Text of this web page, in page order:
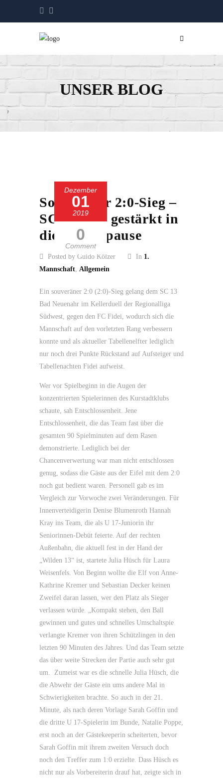
UNSER BLOG
Dezember
01
2019
0
Comment
Souveräner 2:0-Sieg –
SC 13 geht gestärkt in
die Winterpause
Posted by Guido Kölzer In 1.
Mannschaft, Allgemein
Ein souveräner 2:0 (2:0)-Sieg gelang dem SC 13
Bad Neuenahr im Kellerduell der Regionalliga
Südwest, gegen den FC Fidei, wodurch sich die
Mannschaft auf den vorletzten Rang verbessern
konnte und als aktueller Tabellenelfter lediglich
nur noch drei Punkte Rückstand auf Aufsteiger und
Tabellenachten Fidei aufweist.
Wer vor Spielbeginn in die Augen der
konzentrierten Spielerinnen des Kurstadtklubs
schaute, sah Entschlossenheit. Jene
Entschlossenheit, die das Team fast über die
gesamten 90 Spielminuten auf dem Rasen
demonstrierte. Lediglich bei der
Chancenverwertung war man nicht entschlossen
genug, sodass die Gäste aus der Eifel mit dem 2:0
noch gut bedient waren. Personell gab es im
Vergleich zur Vorwoche zwei Veränderungen. Für
Innenverteidigerin Denise Blumenroth Hannah
Kray ins Team, die als U 17-Juniorin ihr
Seniorinnen-Debüt feierte. Auf der rechten
Außenbahn, die aktuell fest in der Hand der
„Wilden 13“ ist, startete Julia Hüsch für Laura
Weisenfels. Von Beginn wollte die Elf von Anne-
Kathrine Kremer und Sebastian Decker keinen
Zweifel daran lassen, wer den Platz als Sieger
verlassen würde. „Kompakt stehen, den Ball
gewinnen und gutes und schnelles Umschaltspie
verlangte Kremer von ihren Schützlingen in den
letzten 90 Minuten des Jahres. Und das Team setzte
das über weite Strecken der Partie auch sehr gut
um. Zumeist war es die schnelle Julia Hüsch, die
die Abwehr der Gäste ein ums andere Mal in
Schwierigkeiten brachte. So auch in der 21.
Minute, als nach deren Vorlage Sarah Goffin und
die dritte U 17-Spielerin im Bunde, Natalie Poppe,
erst noch an der Gästekeeperin scheiterten, bevor
Sarah Goffin mit ihrem zweiten Versuch doch
noch den Treffer zum 1:0 erzielte. Dass Hüsch es
nicht nur als Vorbereiterin drauf hat, zeigte sich in